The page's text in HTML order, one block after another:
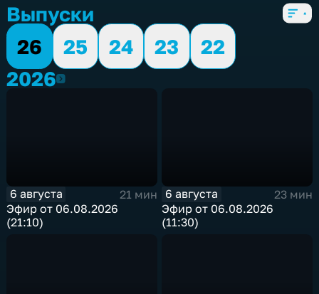
Выпуски
26
25 24 23
22
20262026
6 августа
21 мин
Эфир от 06.08.2026
(21:10)
6 августа
23 мин
Эфир от 06.08.2026
(11:30)